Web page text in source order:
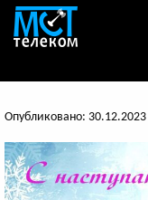
Опубликовано: 30.12.2023